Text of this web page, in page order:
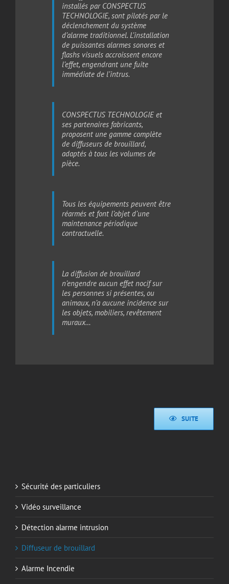
installés par CONSPECTUS
TECHNOLOGIE, sont pilotés par le
déclenchement du système
d’alarme traditionnel. L’installation
de puissantes alarmes sonores et
flashs visuels accroissent encore
l’effet, engendrant une fuite
immédiate de l’intrus.
CONSPECTUS TECHNOLOGIE et
ses partenaires fabricants,
proposent une gamme complète
de diffuseurs de brouillard,
adaptés à tous les volumes de
pièce.
Tous les équipements peuvent être
réarmés et font l’objet d’une
maintenance périodique
contractuelle.
La diffusion de brouillard
n’engendre aucun effet nocif sur
les personnes si présentes, ou
animaux, n’a aucune incidence sur
les objets, mobiliers, revêtement
muraux…
SUITE
Sécurité des particuliers
Vidéo surveillance
Détection alarme intrusion
Diffuseur de brouillard
Alarme Incendie